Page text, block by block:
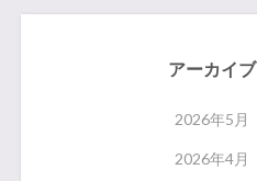
アーカイブ
2026年5月
2026年4月